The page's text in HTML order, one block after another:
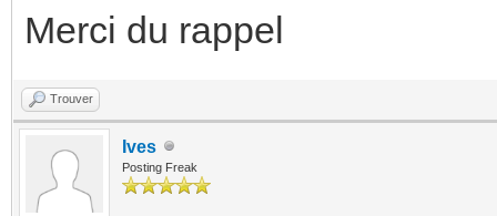
Merci du rappel
Trouver
Ives
Posting Freak